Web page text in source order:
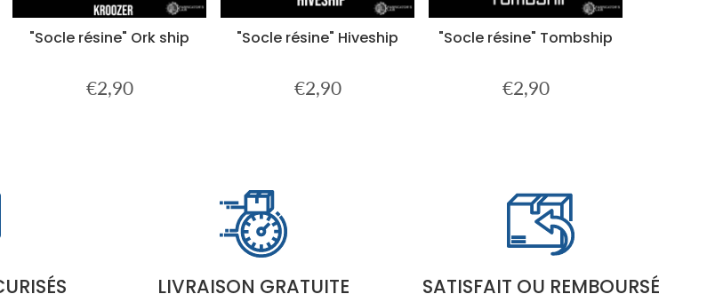
"Socle résine" Ork ship
Prix
€2,90€2,90
"Socle résine" Hiveship
Prix
€2,90€2,90
"Socle résine" Tombship
Prix
€2,90€2,90
LIVRAISON GRATUITE SATISFAIT OU REMBOURSÉ